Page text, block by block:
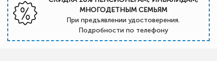
МНОГОДЕТНЫМ СЕМЬЯМ
При предъявлении удостоверения.
Подробности по телефону